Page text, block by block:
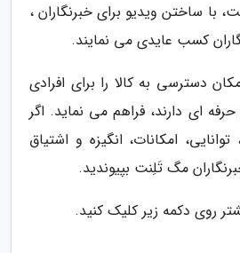
با ساختن ویدیو برای خبرنگاران ،
کسب عایدی می نمایند.
دسترسی به کالا را برای افرادی
ای دارند، فراهم می نماید. اگر
امکانات، انگیزه و اشتیاق
مگ تَلِنت بپیوندید.
روی دکمه زیر کلیک کنید.